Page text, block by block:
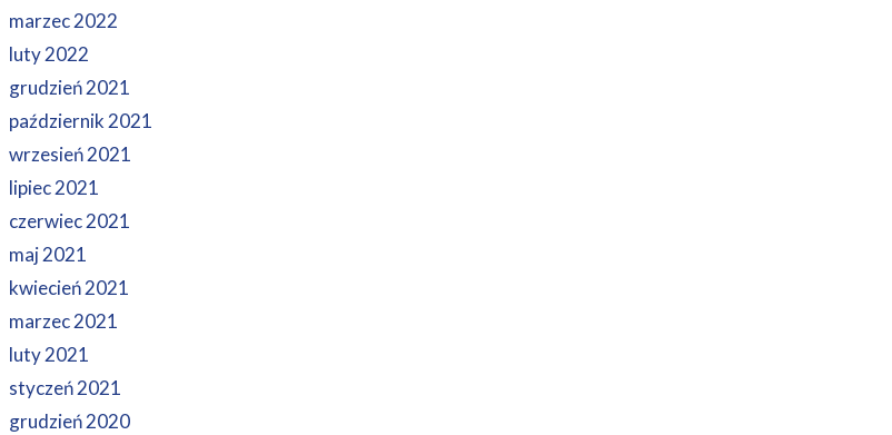
marzec 2022
luty 2022
grudzień 2021
październik 2021
wrzesień 2021
lipiec 2021
czerwiec 2021
maj 2021
kwiecień 2021
marzec 2021
luty 2021
styczeń 2021
grudzień 2020